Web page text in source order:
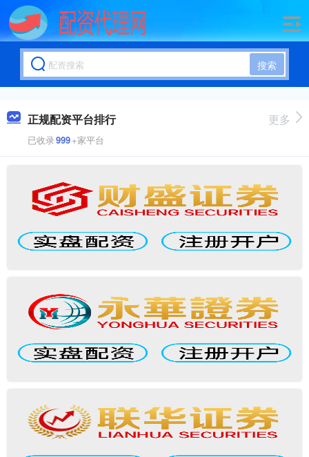
搜索
正规配资平台排行
已收录999+家平台
更多